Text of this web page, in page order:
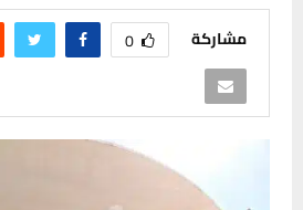
مشاركة 0